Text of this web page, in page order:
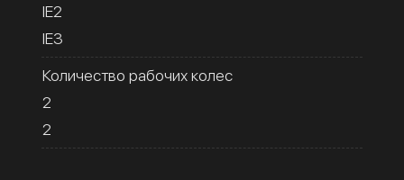
IE2
IE3
Количество рабочих колес
2
2